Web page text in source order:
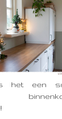
het een